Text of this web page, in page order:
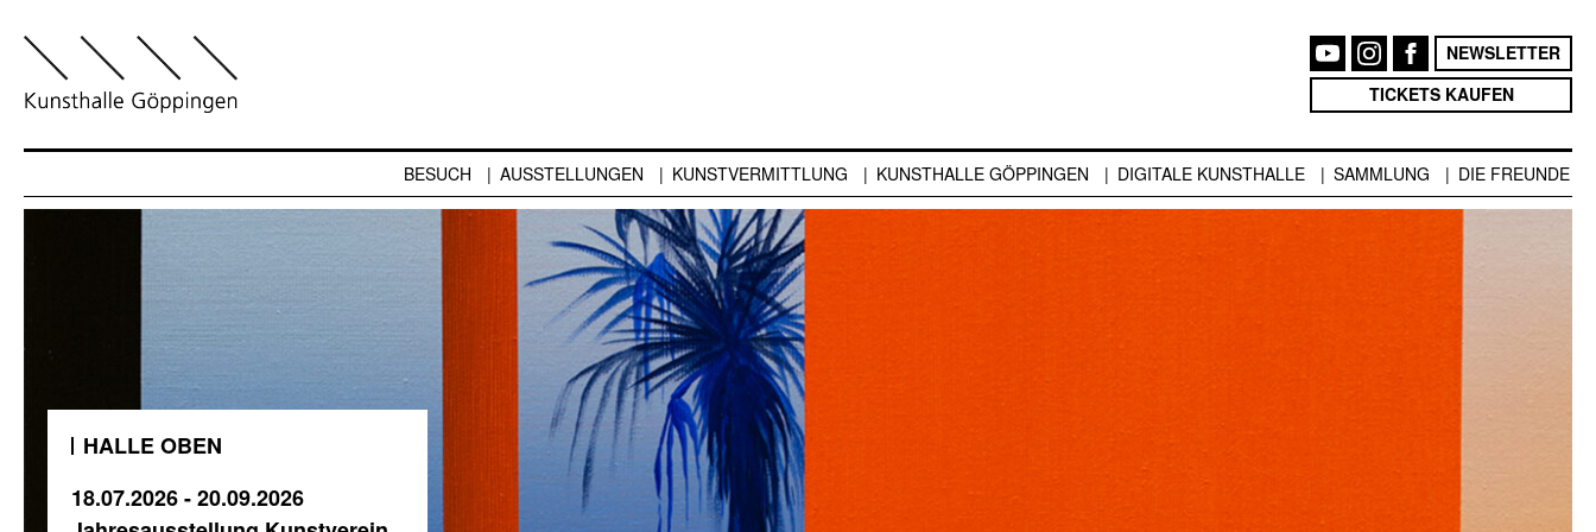
NEWSLETTER
TICKETS KAUFEN
BESUCH AUSSTELLUNGEN KUNSTVERMITTLUNG KUNSTHALLE GÖPPINGEN DIGITALE KUNSTHALLE SAMMLUNG DIE FREUNDE
HALLE OBEN
18.07.2026 - 20.09.2026